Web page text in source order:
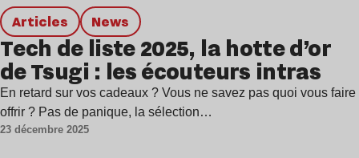
Articles news
Tech de liste 2025, la hotte d’or
de Tsugi : les écouteurs intras
En retard sur vos cadeaux ? Vous ne savez pas quoi vous faire
offrir ? Pas de panique, la sélection…
23 décembre 2025